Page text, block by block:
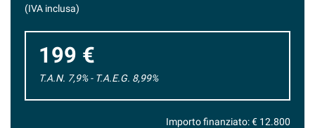
(IVA inclusa)
199 €
T.A.N. 7,9% - T.A.E.G. 8,99%
Importo finanziato: € 12.800